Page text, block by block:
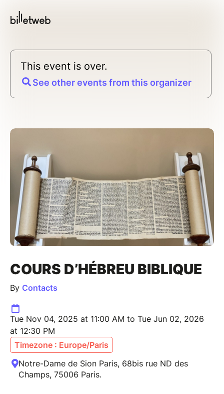
This event is over.
See other events from this organizer
COURS D’HÉBREU BIBLIQUE
By Contacts
Tue Nov 04, 2025 at 11:00 AM to Tue Jun 02, 2026
at 12:30 PM
Timezone : Europe/Paris
Notre-Dame de Sion Paris, 68bis rue ND des
Champs, 75006 Paris.